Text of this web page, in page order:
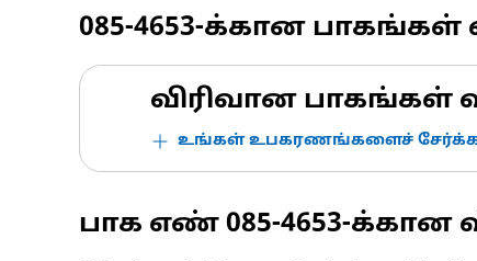
085-4653-க்கான பாகங்கள்
விரிவான பாகங்கள்
உங்கள் உபகரணங்களைச்
பாக எண் 085-4653-க்கான